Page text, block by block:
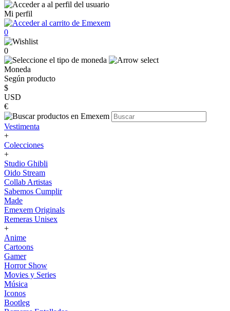
Mi perfil
0
0
Moneda
Según producto
$
USD
€
Vestimenta
+
Colecciones
+
Studio Ghibli
Oido Stream
Collab Artistas
Sabemos Cumplir
Made
Emexem Originals
Remeras Unisex
+
Anime
Cartoons
Gamer
Horror Show
Movies y Series
Música
Iconos
Bootleg